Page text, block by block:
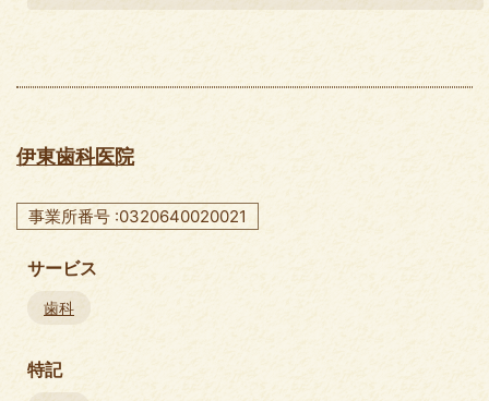
伊東歯科医院
事業所番号 :0320640020021
サービス
歯科
特記